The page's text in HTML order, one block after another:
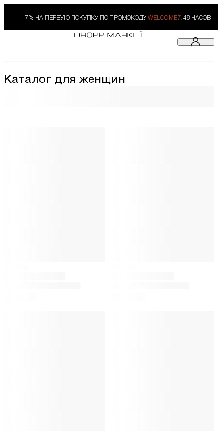
-7% НА ПЕРВУЮ ПОКУПКУ ПО ПРОМОКОДУ WELCOME7. 48 ЧАСОВ
Каталог для женщин